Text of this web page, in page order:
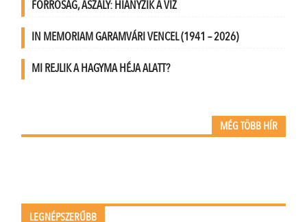
FORRÓSÁG, ASZÁLY: HIÁNYZIK A VÍZ
IN MEMORIAM GARAMVÁRI VENCEL (1941 – 2026)
MI REJLIK A HAGYMA HÉJA ALATT?
MÉG TÖBB HÍR
LEGNÉPSZERŰBB